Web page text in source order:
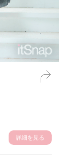
詳細を見る